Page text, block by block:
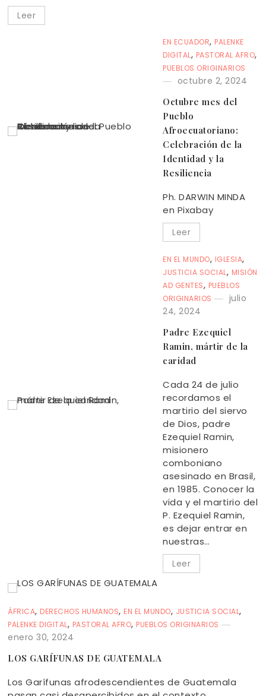
Leer
EN ECUADOR, PALENKE
DIGITAL, PASTORAL AFRO,
PUEBLOS ORIGINARIOS
octubre 2, 2024
Octubre mes del
Pueblo
Afroecuatoriano:
Celebración de la
Identidad y la
Resiliencia
Ph. DARWIN MINDA
en Pixabay
Leer
EN EL MUNDO, IGLESIA,
JUSTICIA SOCIAL, MISIÓN
AD GENTES, PUEBLOS
ORIGINARIOS
julio
24, 2024
Padre Ezequiel
Ramin, mártir de la
caridad
Cada 24 de julio
recordamos el
martirio del siervo
de Dios, padre
Ezequiel Ramin,
misionero
comboniano
asesinado en Brasil,
en 1985. Conocer la
vida y el martirio del
P. Ezequiel Ramin,
es dejar entrar en
nuestras…
Leer
ÁFRICA, DERECHOS HUMANOS, EN EL MUNDO, JUSTICIA SOCIAL,
PALENKE DIGITAL, PASTORAL AFRO, PUEBLOS ORIGINARIOS
enero 30, 2024
LOS GARÍFUNAS DE GUATEMALA
Los Garífunas afrodescendientes de Guatemala